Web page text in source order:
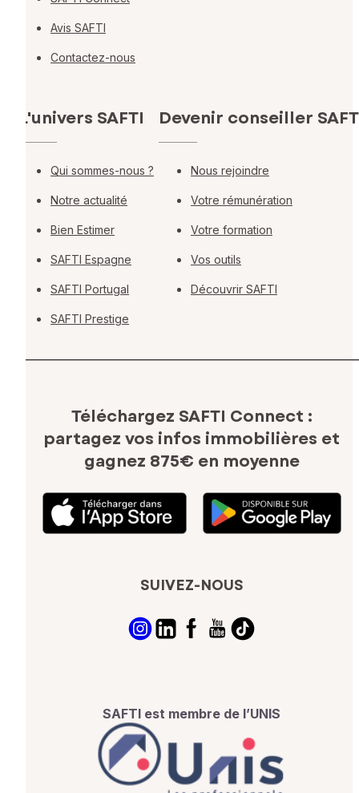
Avis SAFTI
Contactez-nous
L'univers SAFTI
Qui sommes-nous ?
Notre actualité
Bien Estimer
SAFTI Espagne
SAFTI Portugal
SAFTI Prestige
Devenir conseiller
Nous rejoindre
Votre rémunération
Votre formation
Vos outils
Découvrir SAFTI
Téléchargez SAFTI Connect :
partagez vos infos immobilières et
gagnez 875€ en moyenne
SUIVEZ-NOUS
SAFTI est membre de l’UNIS